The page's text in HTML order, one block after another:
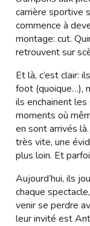
carrière sportive
commence à
montage: cut.
retrouvent sur
Et là, c’est clair:
foot (quoique…),
ils enchainent
moments où
en sont arrivés
très vite, une
plus loin. Et
Aujourd’hui, ils
chaque
venir se perdre
leur invité est